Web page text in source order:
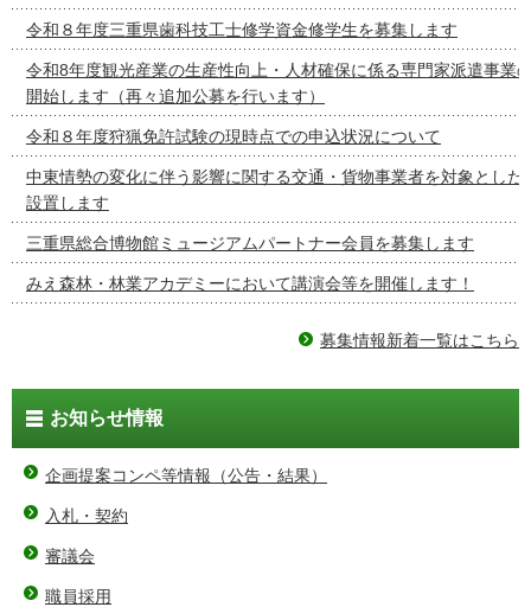
令和８年度三重県歯科技工士修学資金修学生を募集します
令和8年度観光産業の生産性向上・人材確保に係る専門家派遣事業
開始します（再々追加公募を行います）
令和８年度狩猟免許試験の現時点での申込状況について
中東情勢の変化に伴う影響に関する交通・貨物事業者を対象とした
設置します
三重県総合博物館ミュージアムパートナー会員を募集します
みえ森林・林業アカデミーにおいて講演会等を開催します！
募集情報新着一覧はこちら
お知らせ情報
企画提案コンペ等情報（公告・結果）
入札・契約
審議会
職員採用